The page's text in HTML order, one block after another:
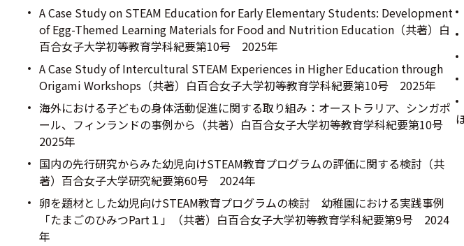
A Case Study on STEAM Education for Early Elementary Students: Development
of Egg-Themed Learning Materials for Food and Nutrition Education（共著）白
百合女子大学初等教育学科紀要第10号 2025年
A Case Study of Intercultural STEAM Experiences in Higher Education through
Origami Workshops（共著）白百合女子大学初等教育学科紀要第10号 2025年
海外における子どもの身体活動促進に関する取り組み：オーストラリア、シンガポ
ール、フィンランドの事例から（共著）白百合女子大学初等教育学科紀要第10号
2025年
国内の先行研究からみた幼児向けSTEAM教育プログラムの評価に関する検討（共
著）百合女子大学研究紀要第60号 2024年
卵を題材とした幼児向けSTEAM教育プログラムの検討 幼稚園における実践事例
「たまごのひみつPart１」（共著）白百合女子大学初等教育学科紀要第9号 2024
年